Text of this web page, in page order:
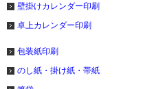
壁掛けカレンダー印刷
卓上カレンダー印刷
包装紙印刷
のし紙・掛け紙・帯紙